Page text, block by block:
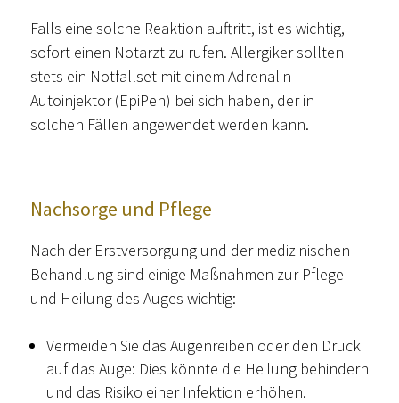
Falls eine solche Reaktion auftritt, ist es wichtig,
sofort einen Notarzt zu rufen. Allergiker sollten
stets ein Notfallset mit einem Adrenalin-
Autoinjektor (EpiPen) bei sich haben, der in
solchen Fällen angewendet werden kann.
Nachsorge und Pflege
Nach der Erstversorgung und der medizinischen
Behandlung sind einige Maßnahmen zur Pflege
und Heilung des Auges wichtig:
Vermeiden Sie das Augenreiben oder den Druck
auf das Auge: Dies könnte die Heilung behindern
und das Risiko einer Infektion erhöhen.